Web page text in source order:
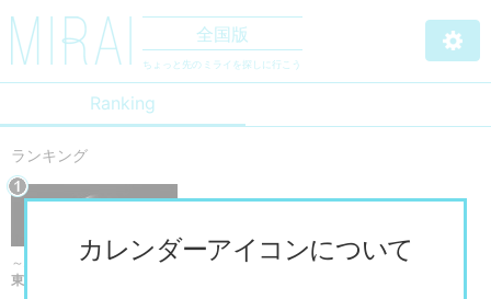
全国版
ちょっと先のミライを探しに行こう
Ranking
ランキング
～2026/9/13まで
東京国立近代美術館 「杉本博司 絶滅写真」
カレンダーアイコンについて